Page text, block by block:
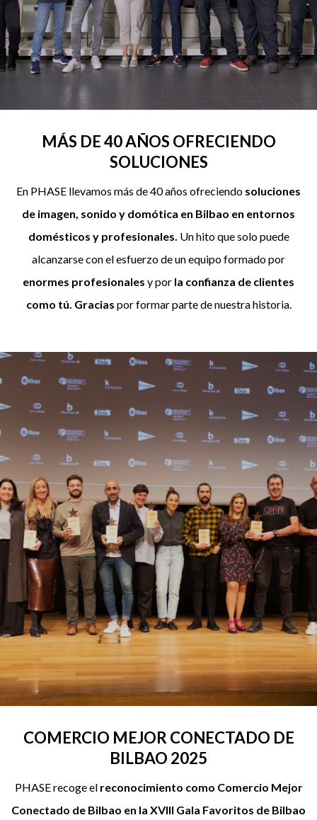
MÁS DE 40 AÑOS OFRECIENDO
SOLUCIONES
En PHASE llevamos más de 40 años ofreciendo soluciones
de imagen, sonido y domótica en Bilbao en entornos
domésticos y profesionales. Un hito que solo puede
alcanzarse con el esfuerzo de un equipo formado por
enormes profesionales y por la confianza de clientes
como tú. Gracias por formar parte de nuestra historia.
COMERCIO MEJOR CONECTADO DE
BILBAO 2025
PHASE recoge elreconocimiento como Comercio Mejor
Conectado de Bilbao en la XVIII Gala Favoritos de Bilbao